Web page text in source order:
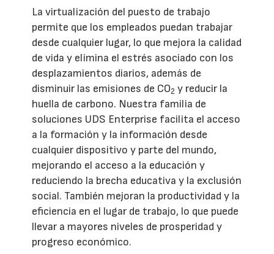
La virtualización del puesto de trabajo
permite que los empleados puedan trabajar
desde cualquier lugar, lo que mejora la calidad
de vida y elimina el estrés asociado con los
desplazamientos diarios, además de
disminuir las emisiones de CO2 y reducir la
huella de carbono. Nuestra familia de
soluciones UDS Enterprise facilita el acceso
a la formación y la información desde
cualquier dispositivo y parte del mundo,
mejorando el acceso a la educación y
reduciendo la brecha educativa y la exclusión
social. También mejoran la productividad y la
eficiencia en el lugar de trabajo, lo que puede
llevar a mayores niveles de prosperidad y
progreso económico.